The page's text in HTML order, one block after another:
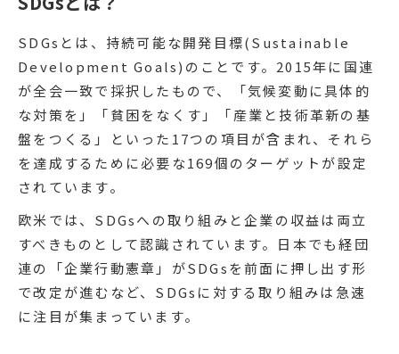
SDGsとは、持続可能な開発目標(Sustainable
Development Goals)のことです。2015年に国連
が全会一致で採択したもので、「気候変動に具体的
な対策を」「貧困をなくす」「産業と技術革新の基
盤をつくる」といった17つの項目が含まれ、それら
を達成するために必要な169個のターゲットが設定
されています。
欧米では、SDGsへの取り組みと企業の収益は両立
すべきものとして認識されています。日本でも経団
連の「企業行動憲章」がSDGsを前面に押し出す形
で改定が進むなど、SDGsに対する取り組みは急速
に注目が集まっています。